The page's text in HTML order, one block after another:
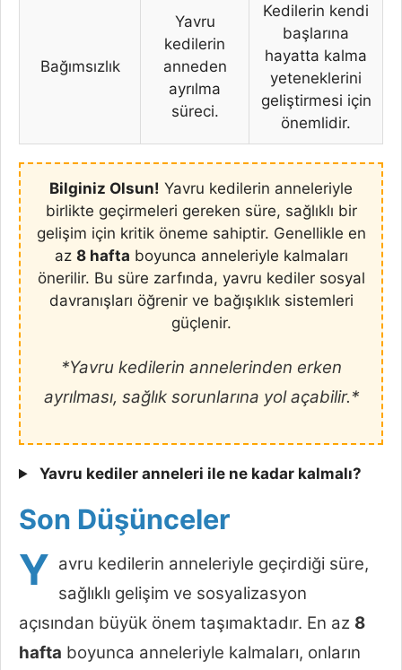
Bağımsızlık
Yavru
kedilerin
anneden
ayrılma
süreci.
Kedilerin kendi
başlarına
hayatta kalma
yeteneklerini
geliştirmesi için
önemlidir.
Bilginiz Olsun! Yavru kedilerin anneleriyle
birlikte geçirmeleri gereken süre, sağlıklı bir
gelişim için kritik öneme sahiptir. Genellikle en
az 8 hafta boyunca anneleriyle kalmaları
önerilir. Bu süre zarfında, yavru kediler sosyal
davranışları öğrenir ve bağışıklık sistemleri
güçlenir.
*Yavru kedilerin annelerinden erken
ayrılması, sağlık sorunlarına yol açabilir.*
Yavru kediler anneleri ile ne kadar kalmalı?
Son Düşünceler
Y avru kedilerin anneleriyle geçirdiği süre,
sağlıklı gelişim ve sosyalizasyon
açısından büyük önem taşımaktadır. En az 8
hafta boyunca anneleriyle kalmaları, onların